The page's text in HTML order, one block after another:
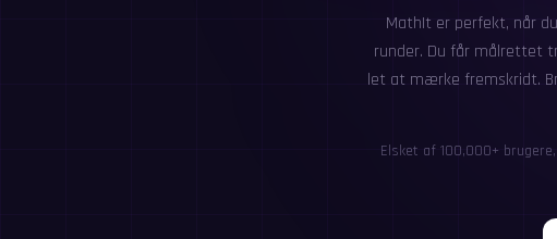
MathIt er perfekt, når
runder. Du får målrettet
let at mærke fremskridt.
Elsket af 100,000+